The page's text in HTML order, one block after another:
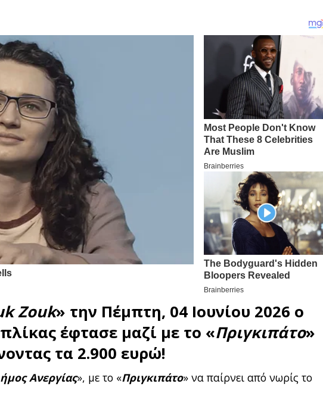
Zouk» την Πέμπτη, 04 Ιουνίου 2026 ο
έφτασε μαζί με το «Πριγκιπάτο»
τα 2.900 ευρώ!
Ανεργίας», με το «Πριγκιπάτο» να παίρνει από νωρίς το